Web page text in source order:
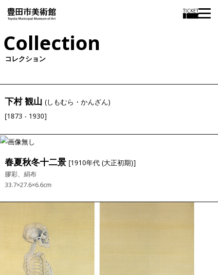
TICKET
Collection
コレクション
下村 観山 (しもむら・かんざん)
[1873 - 1930]
春夏秋冬十二景 [1910年代 (大正初期)]
膠彩、絹布
33.7×27.6×6.6cm